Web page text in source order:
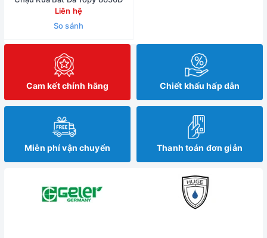
Liên hệ
So sánh
Cam kết chính hãng Chiết khấu hấp dẫn
Miễn phí vận chuyển Thanh toán đơn giản